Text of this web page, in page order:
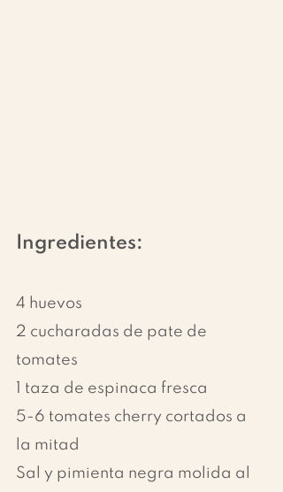
Ingredientes:
4 huevos
2 cucharadas de pate de
tomates
1 taza de espinaca fresca
5-6 tomates cherry cortados a
la mitad
Sal y pimienta negra molida al